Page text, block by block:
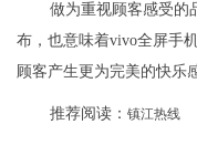
做为重视顾客感受的
布，也意味着vivo全屏手
顾客产生更为完美的快乐
推荐阅读： 镇江热线